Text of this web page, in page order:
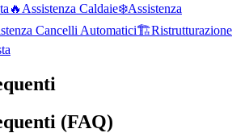
🔥 Assistenza Caldaie❄️Assistenza
Cancelli Automatici🏗️Ristrutturazione
(FAQ)